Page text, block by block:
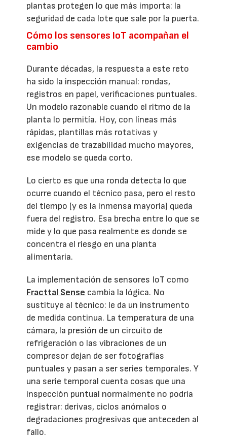
plantas protegen lo que más importa: la
seguridad de cada lote que sale por la puerta.
Cómo los sensores IoT acompañan el
cambio
Durante décadas, la respuesta a este reto
ha sido la inspección manual: rondas,
registros en papel, verificaciones puntuales.
Un modelo razonable cuando el ritmo de la
planta lo permitía. Hoy, con líneas más
rápidas, plantillas más rotativas y
exigencias de trazabilidad mucho mayores,
ese modelo se queda corto.
Lo cierto es que una ronda detecta lo que
ocurre cuando el técnico pasa, pero el resto
del tiempo (y es la inmensa mayoría) queda
fuera del registro. Esa brecha entre lo que se
mide y lo que pasa realmente es donde se
concentra el riesgo en una planta
alimentaria.
La implementación de sensores IoT como
Fracttal Sense cambia la lógica. No
sustituye al técnico: le da un instrumento
de medida continua. La temperatura de una
cámara, la presión de un circuito de
refrigeración o las vibraciones de un
compresor dejan de ser fotografías
puntuales y pasan a ser series temporales. Y
una serie temporal cuenta cosas que una
inspección puntual normalmente no podría
registrar: derivas, ciclos anómalos o
degradaciones progresivas que anteceden al
fallo.